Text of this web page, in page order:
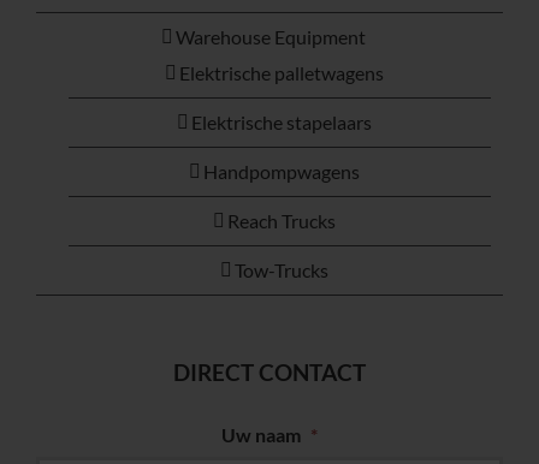
Warehouse Equipment
Elektrische palletwagens
Elektrische stapelaars
Handpompwagens
Reach Trucks
Tow-Trucks
DIRECT CONTACT
Uw naam *